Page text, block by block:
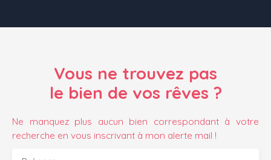
Vous ne trouvez pas
le bien de vos rêves ?
Ne manquez plus aucun bien correspondant à votre
recherche en vous inscrivant à mon alerte mail !